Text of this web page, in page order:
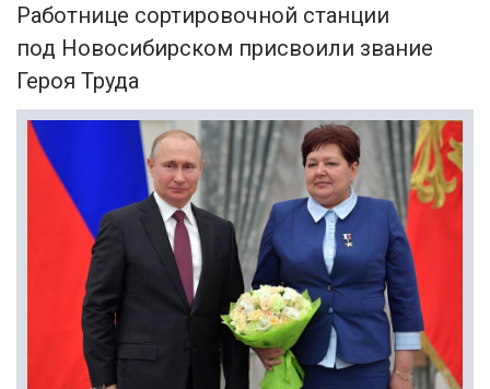
Работнице сортировочной станции
под Новосибирском присвоили звание
Героя Труда